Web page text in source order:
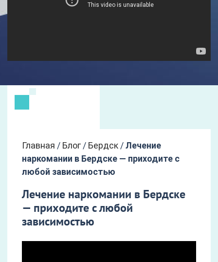
Главная / Блог / Бердск /Лечение
наркомании в Бердске — приходите с
любой зависимостью
Лечение наркомании в Бердске
— приходите с любой
зависимостью